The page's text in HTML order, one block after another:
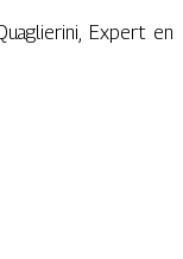
Expert en